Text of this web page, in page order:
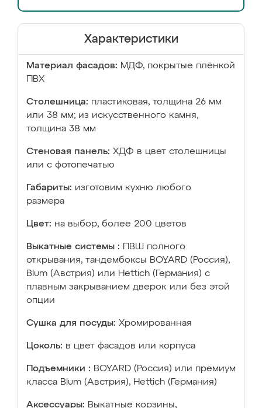
Характеристики
Материал фасадов: МДФ, покрытые плёнкой
ПВХ
Столешница: пластиковая, толщина 26 мм
или 38 мм; из искусственного камня,
толщина 38 мм
Стеновая панель: ХДФ в цвет столешницы
или с фотопечатью
Габариты: изготовим кухню любого
размера
Цвет: на выбор, более 200 цветов
Выкатные системы :
ПВШ полного
открывания, тандембоксы BOYARD (Россия),
Blum (Австрия) или Hettich (Германия) с
плавным закрыванием дверок или без этой
опции
Сушка для посуды: Хромированная
Цоколь: в цвет фасадов или корпуса
Подъемники : BOYARD (Россия) или премиум
класса Blum (Австрия), Hettich (Германия)
Аксессуары: Выкатные корзины,